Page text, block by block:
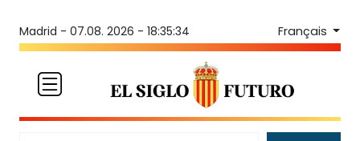
Madrid - 07.08. 2026 - 18:35:35 Français